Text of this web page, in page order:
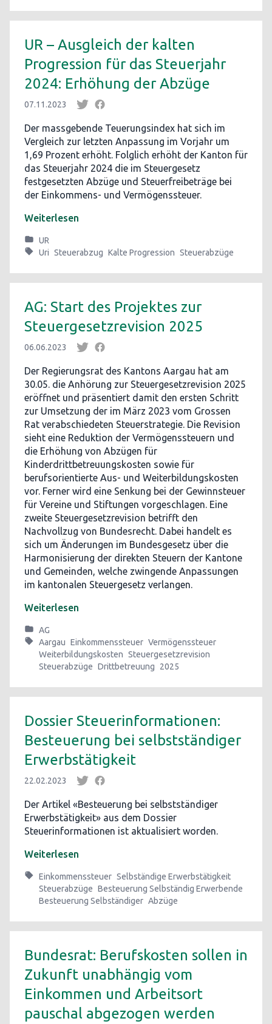
UR – Ausgleich der kalten
Progression für das Steuerjahr
2024: Erhöhung der Abzüge
07.11.2023
Der massgebende Teuerungsindex hat sich im
Vergleich zur letzten Anpassung im Vorjahr um
1,69 Prozent erhöht. Folglich erhöht der Kanton für
das Steuerjahr 2024 die im Steuergesetz
festgesetzten Abzüge und Steuerfreibeträge bei
der Einkommens- und Vermögenssteuer.
Weiterlesen
UR
Uri Steuerabzug Kalte Progression Steuerabzüge
AG: Start des Projektes zur
Steuergesetzrevision 2025
06.06.2023
Der Regierungsrat des Kantons Aargau hat am
30.05. die Anhörung zur Steuergesetzrevision 2025
eröffnet und präsentiert damit den ersten Schritt
zur Umsetzung der im März 2023 vom Grossen
Rat verabschiedeten Steuerstrategie. Die Revision
sieht eine Reduktion der Vermögenssteuern und
die Erhöhung von Abzügen für
Kinderdrittbetreuungskosten sowie für
berufsorientierte Aus- und Weiterbildungskosten
vor. Ferner wird eine Senkung bei der Gewinnsteuer
für Vereine und Stiftungen vorgeschlagen. Eine
zweite Steuergesetzrevision betrifft den
Nachvollzug von Bundesrecht. Dabei handelt es
sich um Änderungen im Bundesgesetz über die
Harmonisierung der direkten Steuern der Kantone
und Gemeinden, welche zwingende Anpassungen
im kantonalen Steuergesetz verlangen.
Weiterlesen
AG
Aargau Einkommenssteuer Vermögenssteuer
Weiterbildungskosten Steuergesetzrevision
Steuerabzüge Drittbetreuung 2025
Dossier Steuerinformationen:
Besteuerung bei selbstständiger
Erwerbstätigkeit
22.02.2023
Der Artikel «Besteuerung bei selbstständiger
Erwerbstätigkeit» aus dem Dossier
Steuerinformationen ist aktualisiert worden.
Weiterlesen
Einkommenssteuer Selbständige Erwerbstätigkeit
Steuerabzüge Besteuerung Selbständig Erwerbende
Besteuerung Selbständiger Abzüge
Bundesrat: Berufskosten sollen in
Zukunft unabhängig vom
Einkommen und Arbeitsort
pauschal abgezogen werden